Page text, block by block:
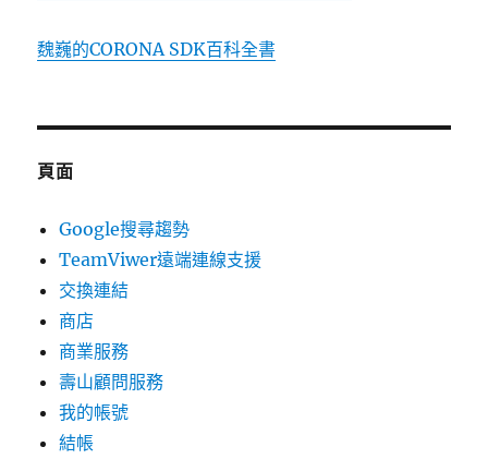
魏巍的CORONA SDK百科全書
頁面
Google搜尋趨勢
TeamViwer遠端連線支援
交換連結
商店
商業服務
壽山顧問服務
我的帳號
結帳